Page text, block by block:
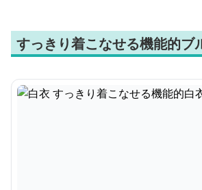
すっきり着こなせる機能的ブ